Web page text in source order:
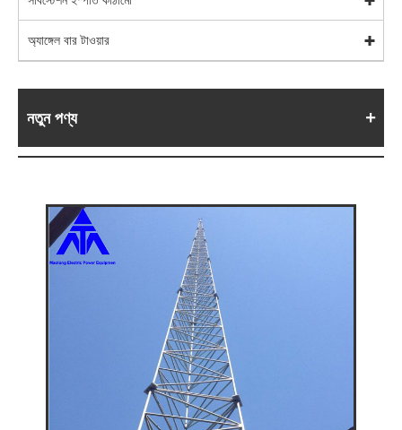
অ্যাঙ্গেল বার টাওয়ার
নতুন পণ্য